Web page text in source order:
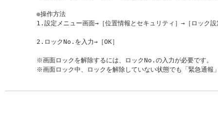
●操作方法
1.設定メニュー画面→［位置情報とセキュリティ］→［ロック
2.ロックNo.を入力→［OK］
※画面ロックを解除するには、ロックNo.の入力が必要です。
※画面ロック中、ロックを解除していない状態でも「緊急通